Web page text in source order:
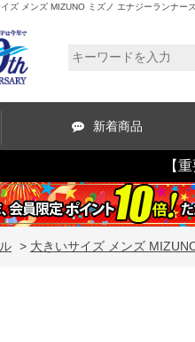
ズ メンズ MIZUNO ミズノ エナジーランナ
新着商品
【
> 大きいサイズ メンズ